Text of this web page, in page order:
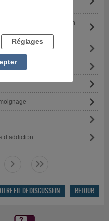
peu scrupuleux (paris en
of dragon
d’addiction
> >>
FIL DE DISCUSSION RETOUR
Réglages